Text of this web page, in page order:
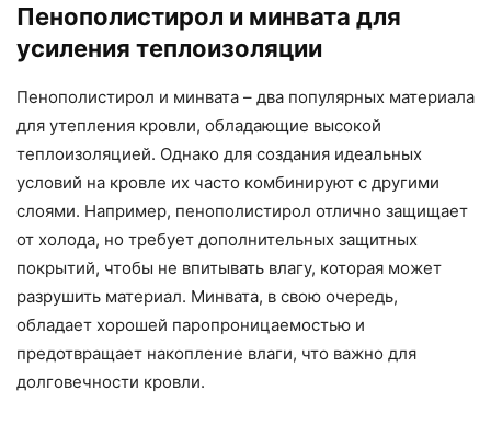
Пенополистирол и минвата для
усиления теплоизоляции
Пенополистирол и минвата – два популярных материала
для утепления кровли, обладающие высокой
теплоизоляцией. Однако для создания идеальных
условий на кровле их часто комбинируют с другими
слоями. Например, пенополистирол отлично защищает
от холода, но требует дополнительных защитных
покрытий, чтобы не впитывать влагу, которая может
разрушить материал. Минвата, в свою очередь,
обладает хорошей паропроницаемостью и
предотвращает накопление влаги, что важно для
долговечности кровли.